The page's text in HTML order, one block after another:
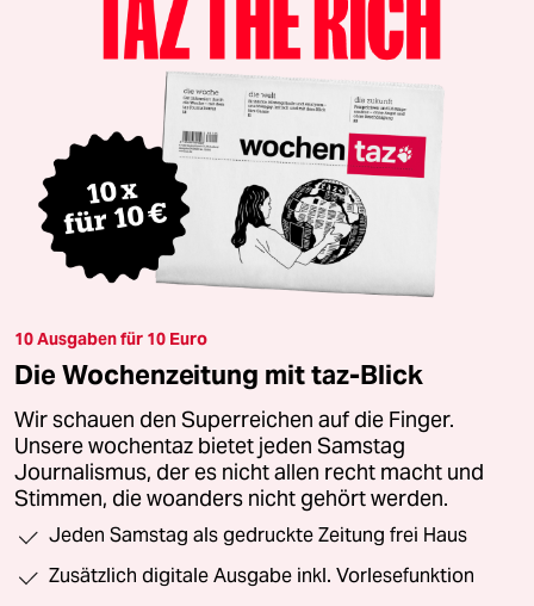
10 Ausgaben für 10 Euro
Die Wochenzeitung mit taz-Blick
Wir schauen den Superreichen auf die Finger.
Unsere wochentaz bietet jeden Samstag
Journalismus, der es nicht allen recht macht und
Stimmen, die woanders nicht gehört werden.
Jeden Samstag als gedruckte Zeitung frei Haus
Zusätzlich digitale Ausgabe inkl. Vorlesefunktion